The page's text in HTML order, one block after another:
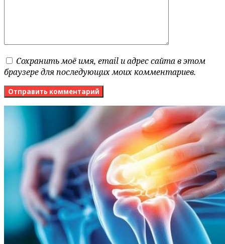
Сохранить моё имя, email и адрес сайта в этом
браузере для последующих моих комментариев.